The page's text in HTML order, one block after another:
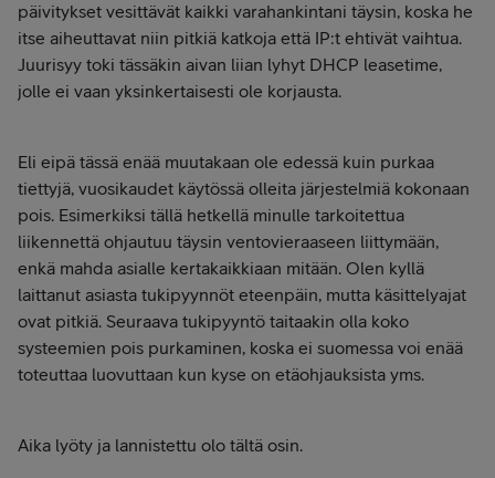
päivitykset vesittävät kaikki varahankintani täysin, koska he
itse aiheuttavat niin pitkiä katkoja että IP:t ehtivät vaihtua.
Juurisyy toki tässäkin aivan liian lyhyt DHCP leasetime,
jolle ei vaan yksinkertaisesti ole korjausta.
Eli eipä tässä enää muutakaan ole edessä kuin purkaa
tiettyjä, vuosikaudet käytössä olleita järjestelmiä kokonaan
pois. Esimerkiksi tällä hetkellä minulle tarkoitettua
liikennettä ohjautuu täysin ventovieraaseen liittymään,
enkä mahda asialle kertakaikkiaan mitään. Olen kyllä
laittanut asiasta tukipyynnöt eteenpäin, mutta käsittelyajat
ovat pitkiä. Seuraava tukipyyntö taitaakin olla koko
systeemien pois purkaminen, koska ei suomessa voi enää
toteuttaa luovuttaan kun kyse on etäohjauksista yms.
Aika lyöty ja lannistettu olo tältä osin.